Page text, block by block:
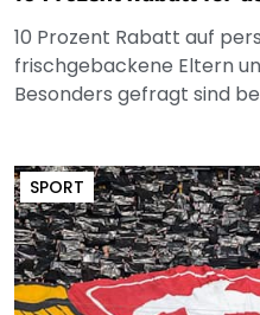
10 Prozent Rabatt auf
frischgebackene Eltern
Besonders gefragt sind
SPORT